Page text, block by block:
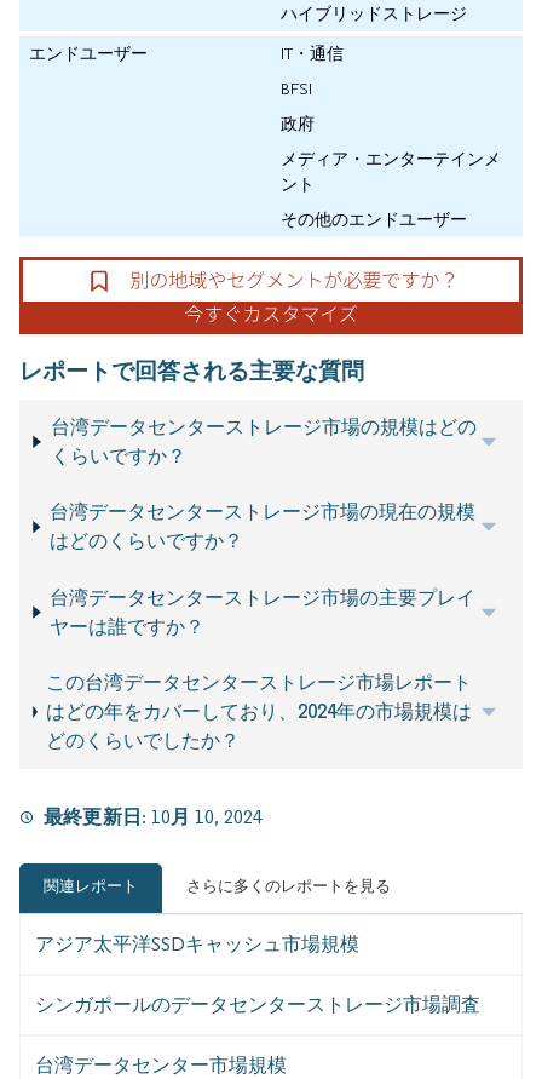
ハイブリッドストレージ
エンドユーザー
IT・通信
BFSI
政府
メディア・エンターテインメ
ント
その他のエンドユーザー
レポートで回答される主要な質問
台湾データセンターストレージ市場の規模はどの
くらいですか？
台湾データセンターストレージ市場の現在の規模
はどのくらいですか？
台湾データセンターストレージ市場の主要プレイ
ヤーは誰ですか？
この台湾データセンターストレージ市場レポート
はどの年をカバーしており、2024年の市場規模は
どのくらいでしたか？
最終更新日: 10月 10, 2024
関連レポート さらに多くのレポートを見る
アジア太平洋SSDキャッシュ市場規模
シンガポールのデータセンターストレージ市場調査
台湾データセンター市場規模